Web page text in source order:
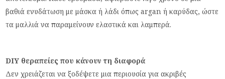
βαθιά ενυδάτωση με μάσκα ή λάδι όπως argan ή καρύδας, ώστε
τα μαλλιά να παραμείνουν ελαστικά και λαμπερά.
DIY θεραπείες που κάνουν τη διαφορά
Δεν χρειάζεται να ξοδέψετε μια περιουσία για ακριβές